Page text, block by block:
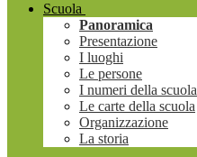
Scuola
Panoramica
Presentazione
I luoghi
Le persone
I numeri della scuola
Le carte della scuola
Organizzazione
La storia